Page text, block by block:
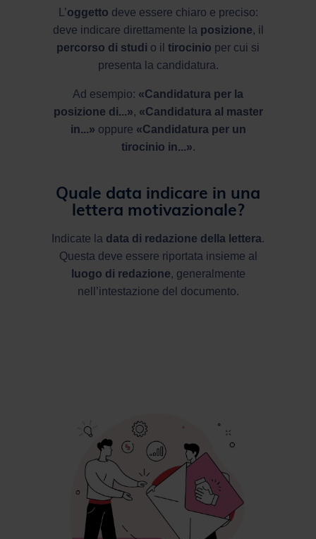
L’oggetto deve essere chiaro e preciso:
deve indicare direttamente la posizione, il
percorso di studi o il tirocinio per cui si
presenta la candidatura.
Ad esempio: «Candidatura per la
posizione di...», «Candidatura al master
in...» oppure «Candidatura per un
tirocinio in...».
Quale data indicare in una
lettera motivazionale?
Indicate la data di redazione della lettera.
Questa deve essere riportata insieme al
luogo di redazione, generalmente
nell’intestazione del documento.